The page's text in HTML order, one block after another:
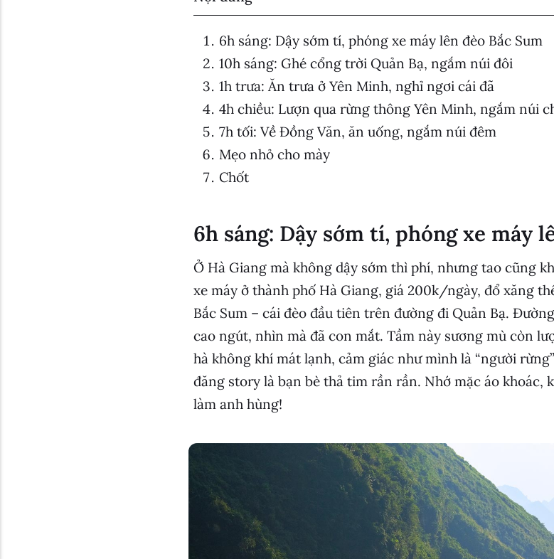
6h sáng: Dậy sớm tí, phóng xe máy lên đèo Bắc Sum
10h sáng: Ghé cổng trời Quản Bạ, ngắm núi đôi
1h trưa: Ăn trưa ở Yên Minh, nghỉ ngơi cái đã
4h chiều: Lượn qua rừng thông Yên Minh, ngắm núi
7h tối: Về Đồng Văn, ăn uống, ngắm núi đêm
Mẹo nhỏ cho mày
Chốt
6h sáng: Dậy sớm tí, phóng xe máy
Ở Hà Giang mà không dậy sớm thì phí, nhưng tao cũng
xe máy ở thành phố Hà Giang, giá 200k/ngày, đổ xăng
Bắc Sum – cái đèo đầu tiên trên đường đi Quản Bạ.
cao ngút, nhìn mà đã con mắt. Tầm này sương mù còn
hà không khí mát lạnh, cảm giác như mình là “người
đăng story là bạn bè thả tim rần rần. Nhớ mặc áo khoác,
làm anh hùng!